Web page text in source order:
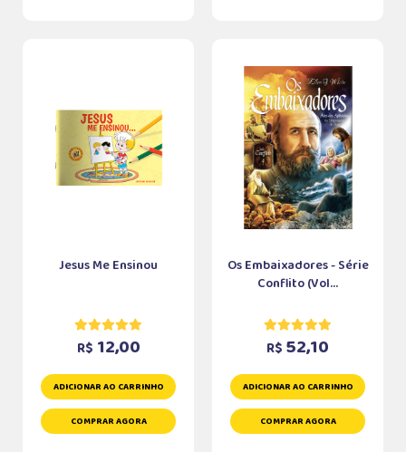
Jesus Me Ensinou
R$ 12,00
ADICIONAR AO CARRINHO
COMPRAR AGORA
Os Embaixadores - Série
Conflito (Vol...
R$ 52,10
ADICIONAR AO CARRINHO
COMPRAR AGORA